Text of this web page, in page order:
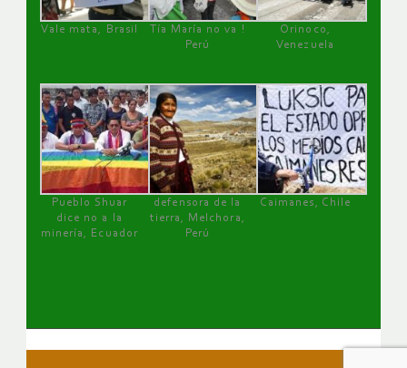
Vale mata, Brasil
Tía María no va !
Perú
Orinoco,
Venezuela
Pueblo Shuar
dice no a la
minería, Ecuador
defensora de la
tierra, Melchora,
Perú
Caimanes, Chile